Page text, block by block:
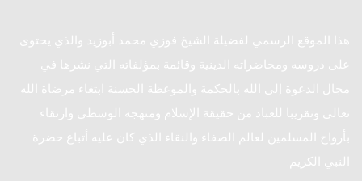
هذا الموقع الرسمي لفضيلة الشيخ فوزي محمد أبوزيد والذي يحتوى
على دروسه ومحاضراته الدينية وقائمة بمؤلفاته التي نشرها في
مجال الدعوة إلى الله بالحكمة والموعظة الحسنة ابتغاء مرضاة الله
تعالى وتقريبا للعباد من حقيقة الإسلام ومنهجه الوسطي وارتقاء
بأرواح المسلمين لعالم الصفاء والنقاء الذي كان عليه أتباع حضرة
النبي الكريم.